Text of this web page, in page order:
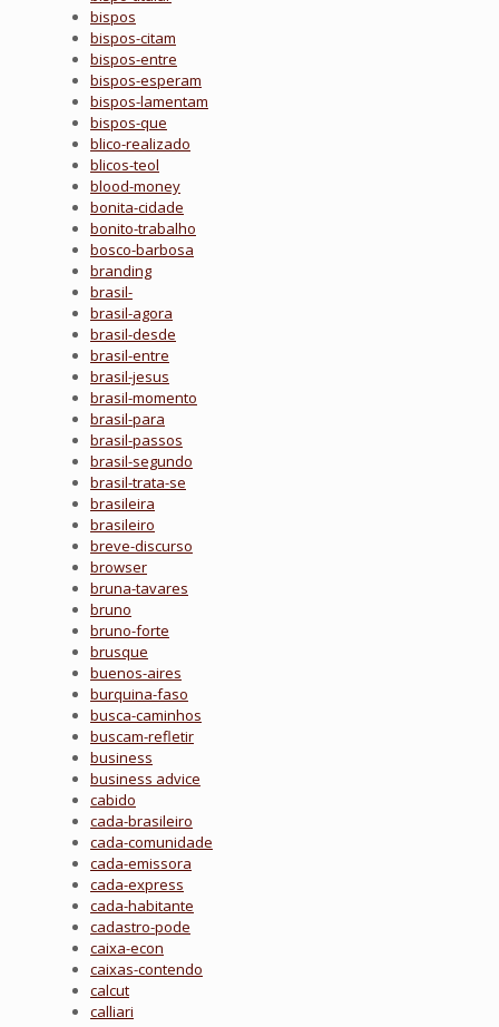
bispos
bispos-citam
bispos-entre
bispos-esperam
bispos-lamentam
bispos-que
blico-realizado
blicos-teol
blood-money
bonita-cidade
bonito-trabalho
bosco-barbosa
branding
brasil-
brasil-agora
brasil-desde
brasil-entre
brasil-jesus
brasil-momento
brasil-para
brasil-passos
brasil-segundo
brasil-trata-se
brasileira
brasileiro
breve-discurso
browser
bruna-tavares
bruno
bruno-forte
brusque
buenos-aires
burquina-faso
busca-caminhos
buscam-refletir
business
business advice
cabido
cada-brasileiro
cada-comunidade
cada-emissora
cada-express
cada-habitante
cadastro-pode
caixa-econ
caixas-contendo
calcut
calliari